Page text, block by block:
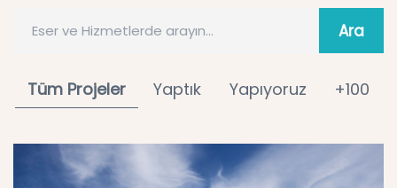
Eser ve Hizmetlerde arayın...
Tüm Projeler Yaptık Yapıyoruz +100